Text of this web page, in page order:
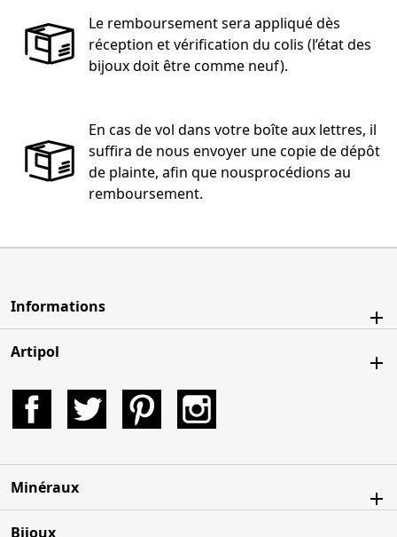
Le remboursement sera appliqué dès
réception et vérification du colis (l’état des
bijoux doit être comme neuf).
En cas de vol dans votre boîte aux lettres, il
suffira de nous envoyer une copie de dépôt
de plainte, afin que nousprocédions au
remboursement.
Informations
Artipol
Facebook Twitter Pinterest
Minéraux
Bijoux